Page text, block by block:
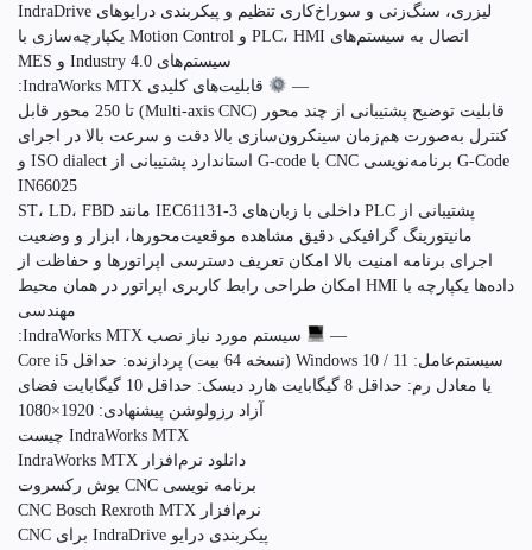
لیزری، سنگ‌زنی و سوراخ‌کاری تنظیم و پیکربندی درایوهای IndraDrive
اتصال به سیستم‌های PLC، HMI و Motion Control یکپارچه‌سازی با
سیستم‌های Industry 4.0 و MES
—
قابلیت‌های کلیدی IndraWorks MTX:
قابلیت توضیح پشتیبانی از چند محور (Multi-axis CNC) تا 250 محور قابل
کنترل به‌صورت هم‌زمان سینکرون‌سازی بالا دقت و سرعت بالا در اجرای
G-Code برنامه‌نویسی CNC با G-code استاندارد پشتیبانی از ISO dialect و
IN66025
پشتیبانی از PLC داخلی با زبان‌های IEC61131-3 مانند ST، LD، FBD
مانیتورینگ گرافیکی دقیق مشاهده موقعیت‌محورها، ابزار و وضعیت
اجرای برنامه امنیت بالا امکان تعریف دسترسی اپراتورها و حفاظت از
داده‌ها یکپارچه با HMI امکان طراحی رابط کاربری اپراتور در همان محیط
مهندسی
—
سیستم مورد نیاز نصب IndraWorks MTX:
سیستم‌عامل: Windows 10 / 11 (نسخه 64 بیت) پردازنده: حداقل Core i5
یا معادل رم: حداقل 8 گیگابایت هارد دیسک: حداقل 10 گیگابایت فضای
آزاد رزولوشن پیشنهادی: 1920×1080
IndraWorks MTX چیست
دانلود نرم‌افزار IndraWorks MTX
برنامه نویسی CNC بوش رکسروت
نرم‌افزار CNC Bosch Rexroth MTX
پیکربندی درایو IndraDrive برای CNC